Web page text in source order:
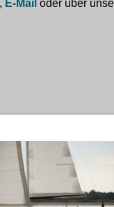
E-Mail oder über